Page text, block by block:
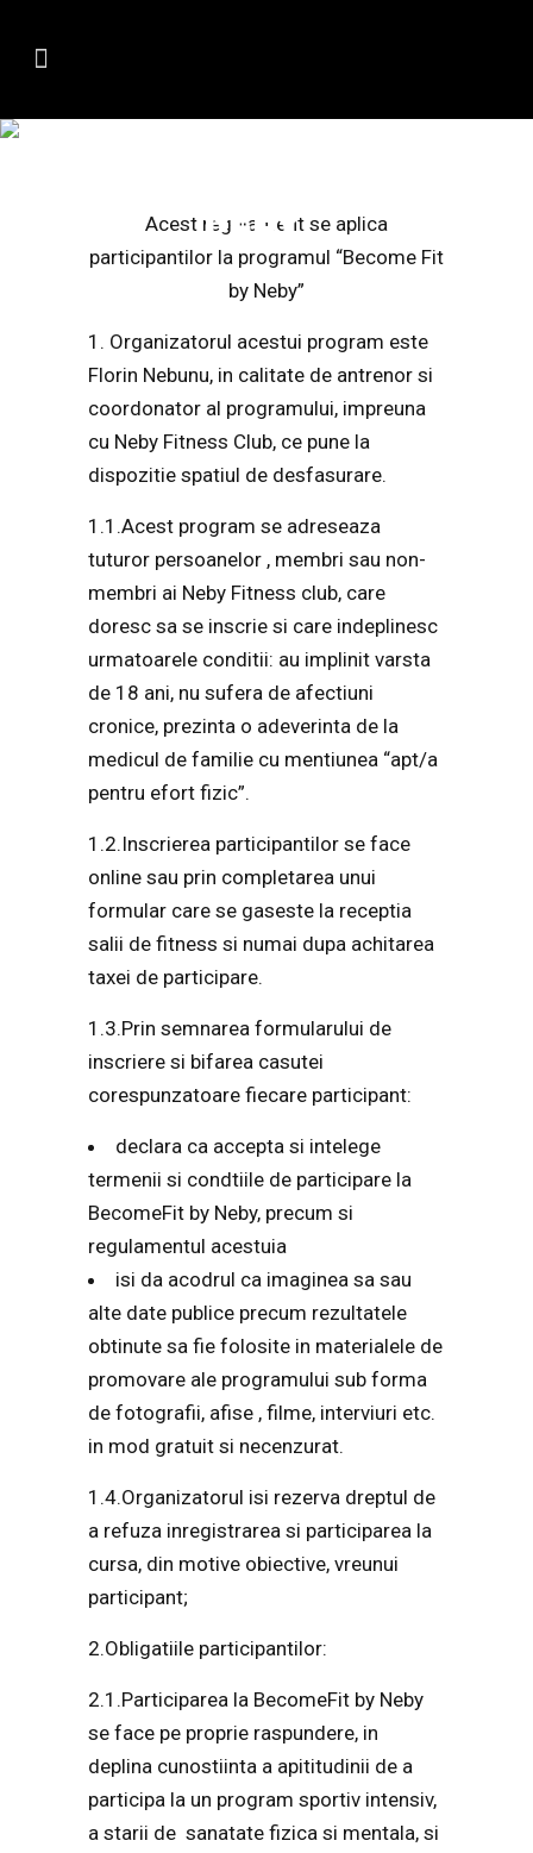
NEBY”
Acest regulament se aplica
participantilor la programul “Become Fit
by Neby”
1. Organizatorul acestui program este
Florin Nebunu, in calitate de antrenor si
coordonator al programului, impreuna
cu Neby Fitness Club, ce pune la
dispozitie spatiul de desfasurare.
1.1.Acest program se adreseaza
tuturor persoanelor , membri sau non-
membri ai Neby Fitness club, care
doresc sa se inscrie si care indeplinesc
urmatoarele conditii: au implinit varsta
de 18 ani, nu sufera de afectiuni
cronice, prezinta o adeverinta de la
medicul de familie cu mentiunea “apt/a
pentru efort fizic”.
1.2.Inscrierea participantilor se face
online sau prin completarea unui
formular care se gaseste la receptia
salii de fitness si numai dupa achitarea
taxei de participare.
1.3.Prin semnarea formularului de
inscriere si bifarea casutei
corespunzatoare fiecare participant:
declara ca accepta si intelege
termenii si condtiile de participare la
BecomeFit by Neby, precum si
regulamentul acestuia
isi da acodrul ca imaginea sa sau
alte date publice precum rezultatele
obtinute sa fie folosite in materialele de
promovare ale programului sub forma
de fotografii, afise , filme, interviuri etc.
in mod gratuit si necenzurat.
1.4.Organizatorul isi rezerva dreptul de
a refuza inregistrarea si participarea la
cursa, din motive obiective, vreunui
participant;
2.Obligatiile participantilor:
2.1.Participarea la BecomeFit by Neby
se face pe proprie raspundere, in
deplina cunostiinta a apititudinii de a
participa la un program sportiv intensiv,
a starii de sanatate fizica si mentala, si